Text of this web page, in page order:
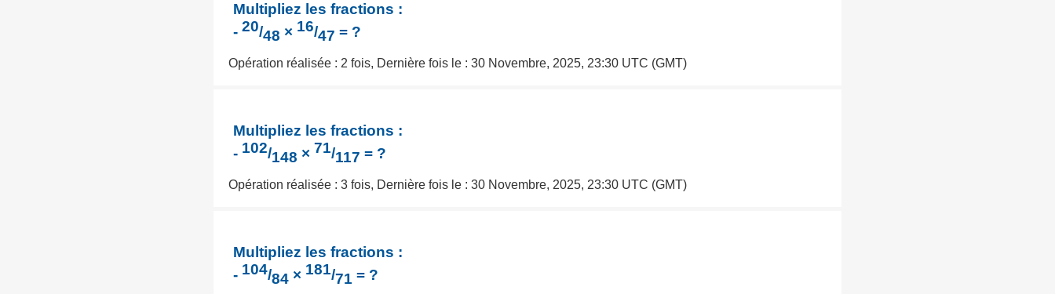
Multipliez les fractions :
-20/48 × 16/47 = ?
Opération réalisée : 2 fois, Dernière fois le : 30 Novembre, 2025, 23:30 UTC (GMT)
Multipliez les fractions :
- 102/148 × 71/117 = ?
Opération réalisée : 3 fois, Dernière fois le : 30 Novembre, 2025, 23:30 UTC (GMT)
Multipliez les fractions :
- 104/84 × 181/71 = ?